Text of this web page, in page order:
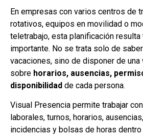
En empresas con varios centros de
rotativos, equipos en movilidad o
teletrabajo, esta planificación resulta
importante. No se trata solo de
vacaciones, sino de disponer de
sobre horarios, ausencias,
disponibilidad de cada persona.
Visual Presencia permite trabajar
laborales, turnos, horarios,
incidencias y bolsas de horas